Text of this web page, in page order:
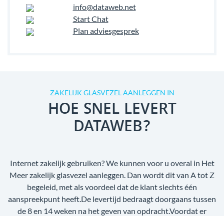
info@dataweb.net
Start Chat
Plan adviesgesprek
ZAKELIJK GLASVEZEL AANLEGGEN IN
HOE SNEL LEVERT
DATAWEB?
Internet zakelijk gebruiken? We kunnen voor u overal in Het
Meer zakelijk glasvezel aanleggen. Dan wordt dit van A tot Z
begeleid, met als voordeel dat de klant slechts één
aanspreekpunt heeft.De levertijd bedraagt doorgaans tussen
de 8 en 14 weken na het geven van opdracht.Voordat er